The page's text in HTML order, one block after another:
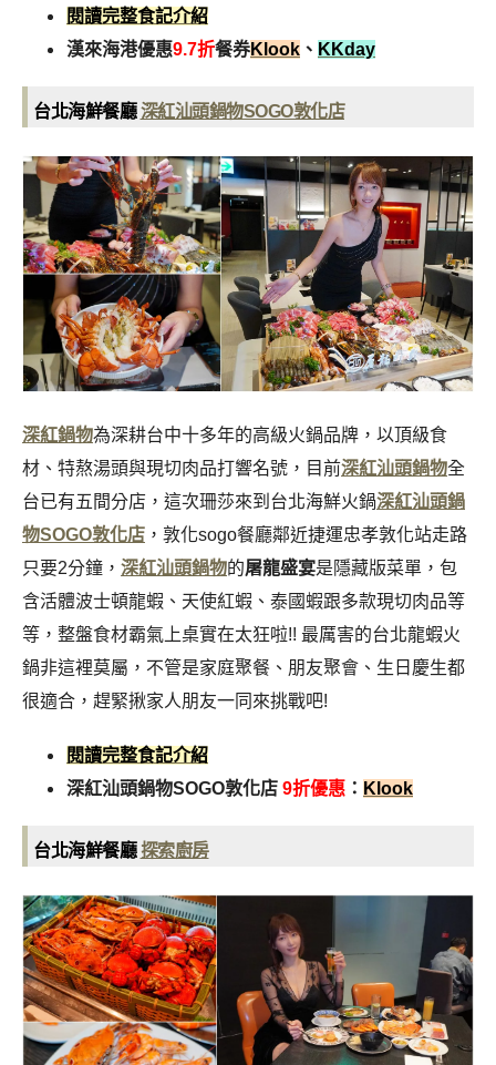
閱讀完整食記介紹
漢來海港優惠9.7折餐券Klook 、 KKday
台北海鮮餐廳深紅汕頭鍋物SOGO敦化店
深紅鍋物為深耕台中十多年的高級火鍋品牌，以頂級食
材、特熬湯頭與現切肉品打響名號，目前深紅汕頭鍋物全
台已有五間分店，這次珊莎來到台北海鮮火鍋深紅汕頭鍋
物SOGO敦化店 ，敦化sogo餐廳鄰近捷運忠孝敦化站走路
只要2分鐘， 深紅汕頭鍋物的屠龍盛宴是隱藏版菜單，包
含活體波士頓龍蝦、天使紅蝦、泰國蝦跟多款現切肉品等
等，整盤食材霸氣上桌實在太狂啦!! 最厲害的台北龍蝦火
鍋非這裡莫屬，不管是家庭聚餐、朋友聚會、生日慶生都
很適合，趕緊揪家人朋友一同來挑戰吧!
閱讀完整食記介紹
深紅汕頭鍋物SOGO敦化店 9折優惠 ： Klook
台北海鮮餐廳探索廚房